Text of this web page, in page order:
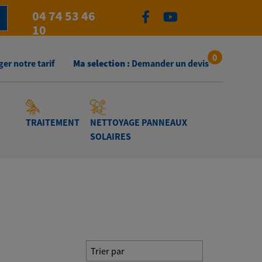
04 74 53 46
10
notre tarif Ma selection : Demander un devis 0
TRAITEMENT
NETTOYAGE PANNEAUX
SOLAIRES
Trier par